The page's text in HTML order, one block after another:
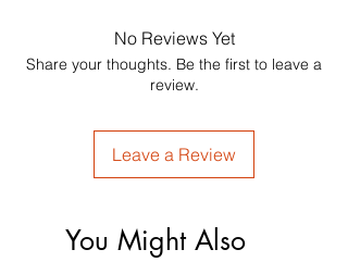
No Reviews Yet
Share your thoughts. Be the first to leave a
review.
Leave a Review
You Might Also